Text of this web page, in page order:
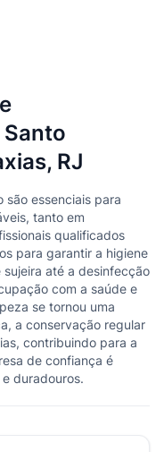
RJ
são essenciais para
tanto em
qualificados
para garantir a higiene
até a desinfecção
com a saúde e
se tornou uma
a conservação regular
contribuindo para a
de confiança é
duradouros.